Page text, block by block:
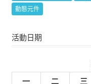
動態元件
活動日期
一
二 三